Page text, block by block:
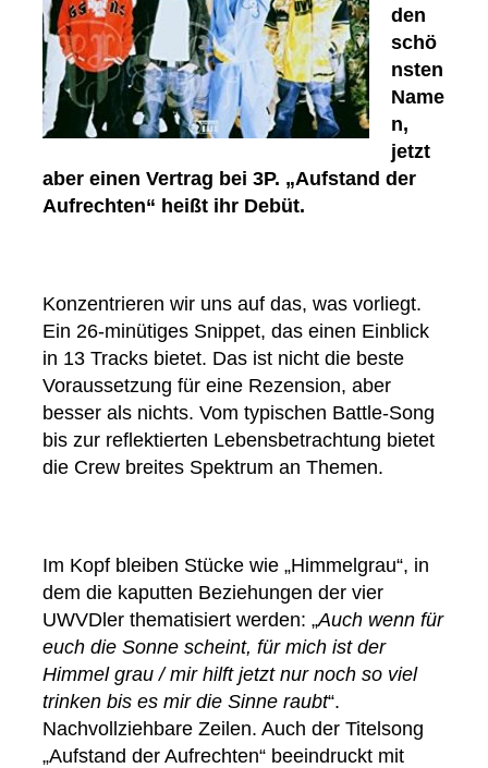
den
schö
nsten
Name
n,
jetzt
aber einen Vertrag bei 3P. „Aufstand der
Aufrechten“ heißt ihr Debüt.
Konzentrieren wir uns auf das, was vorliegt.
Ein 26-minütiges Snippet, das einen Einblick
in 13 Tracks bietet. Das ist nicht die beste
Voraussetzung für eine Rezension, aber
besser als nichts. Vom typischen Battle-Song
bis zur reflektierten Lebensbetrachtung bietet
die Crew breites Spektrum an Themen.
Im Kopf bleiben Stücke wie „Himmelgrau“, in
dem die kaputten Beziehungen der vier
UWVDler thematisiert werden: „Auch wenn für
euch die Sonne scheint, für mich ist der
Himmel grau / mir hilft jetzt nur noch so viel
trinken bis es mir die Sinne raubt“.
Nachvollziehbare Zeilen. Auch der Titelsong
„Aufstand der Aufrechten“ beeindruckt mit